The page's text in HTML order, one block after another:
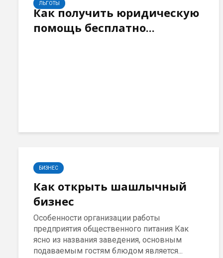
ЛЬГОТЫ
Как получить юридическую
помощь бесплатно...
БИЗНЕС
Как открыть шашлычный
бизнес
Особенности организации работы
предприятия общественного питания Как
ясно из названия заведения, основным
подаваемым гостям блюдом является...